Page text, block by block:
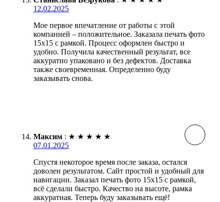
12.02.2025
Мое первое впечатление от работы с этой
компанией – положительное. Заказала печать фото
15х15 с рамкой. Процесс оформлен быстро и
удобно. Получила качественный результат, все
аккуратно упаковано и без дефектов. Доставка
также своевременная. Определенно буду
заказывать снова.
Максим : ★ ★ ★ ★ ★
07.01.2025
Спустя некоторое время после заказа, остался
доволен результатом. Сайт простой и удобный для
навигации. Заказал печать фото 15х15 с рамкой,
всё сделали быстро. Качество на высоте, рамка
аккуратная. Теперь буду заказывать ещё!